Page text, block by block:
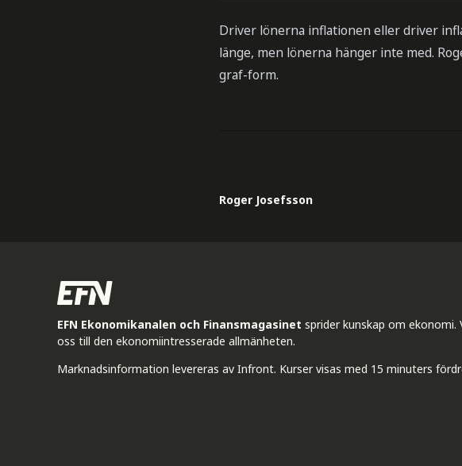
Driver lönerna inflationen eller driver
länge, men lönerna hänger inte med.
graf-form.
Roger Josefsson
EFN Ekonomikanalen och Finansmagasinet sprider kunskap om ekonomi.
oss till den ekonomiintresserade allmänheten.
Marknadsinformation levereras av Infront. Kurser visas med 15 minuters